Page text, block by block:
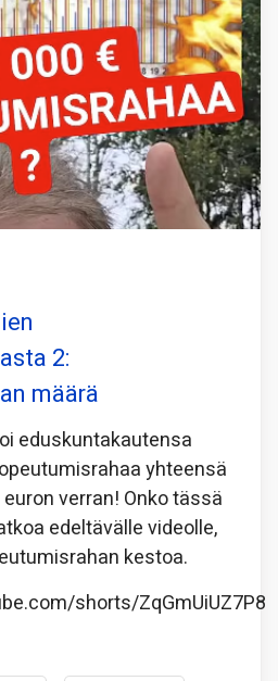
2:
määrä
eduskuntakautensa
yhteensä
verran! Onko tässä
edeltävälle videolle,
kestoa.
shorts/ZqGmUiUZ7P8